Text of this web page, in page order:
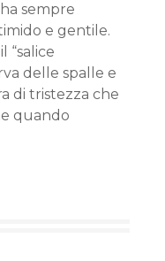
sempre
e gentile.
“salice
delle spalle e
di tristezza che
quando